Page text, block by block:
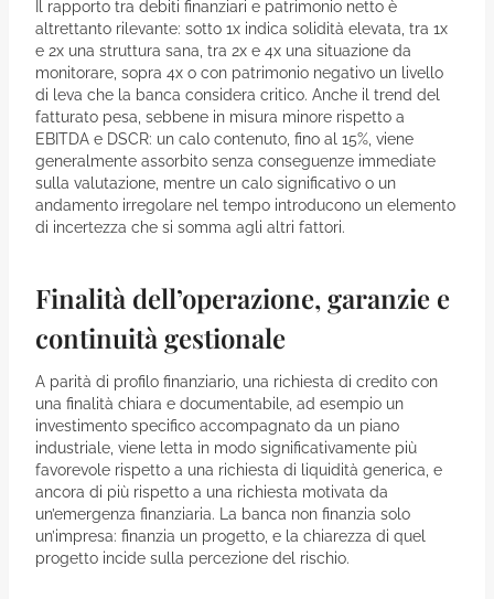
Il rapporto tra debiti finanziari e patrimonio netto è
altrettanto rilevante: sotto 1x indica solidità elevata, tra 1x
e 2x una struttura sana, tra 2x e 4x una situazione da
monitorare, sopra 4x o con patrimonio negativo un livello
di leva che la banca considera critico. Anche il trend del
fatturato pesa, sebbene in misura minore rispetto a
EBITDA e DSCR: un calo contenuto, fino al 15%, viene
generalmente assorbito senza conseguenze immediate
sulla valutazione, mentre un calo significativo o un
andamento irregolare nel tempo introducono un elemento
di incertezza che si somma agli altri fattori.
Finalità dell’operazione, garanzie e
continuità gestionale
A parità di profilo finanziario, una richiesta di credito con
una finalità chiara e documentabile, ad esempio un
investimento specifico accompagnato da un piano
industriale, viene letta in modo significativamente più
favorevole rispetto a una richiesta di liquidità generica, e
ancora di più rispetto a una richiesta motivata da
un’emergenza finanziaria. La banca non finanzia solo
un’impresa: finanzia un progetto, e la chiarezza di quel
progetto incide sulla percezione del rischio.